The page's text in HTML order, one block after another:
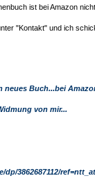
ist bei Amazon
"Kontakt" und ich
neues Buch...bei
von mir...
3862687112/